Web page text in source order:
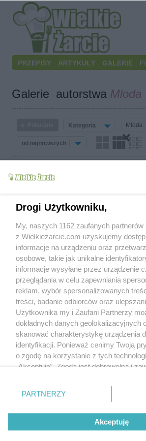
PRZEPISY ARTYKUŁY GALERIE
Galerie autorstwa Mloda
Kategoria
od najnowszych
Torty
Mloda
Wersja mobilna Napisz do nas
Regulamin
Polityka cookies
Polityka prywatności
Drogi Użytkowniku,
My, naszych 1162 zaufanych
z Wielkiezarcie.com uzyskujemy
informacje na urządzeniu oraz
osobowe, takie jak unikalne
informacje wysyłane przez urządzenie
przeglądania w celu zapewniania
reklam, wybór spersonalizowanych
treści, badanie odbiorców oraz
Użytkownika my i Zaufani Partnerzy
dokładnych danych geolokalizacyjnych
skanować charakterystykę urządzenia
identyfikacji. Ponieważ cenimy Twoją
o zgodę na korzystanie z tych
„Akceptuję”. Zgoda jest dobrowolna i
znajdujący się w lewym dolnym rogu
rodzaje przetwarzania danych nie
użytkownika, ale masz prawo
przetwarzaniu. Preferencje będą miały
na tej witrynie.
PARTNERZY
Akceptuję